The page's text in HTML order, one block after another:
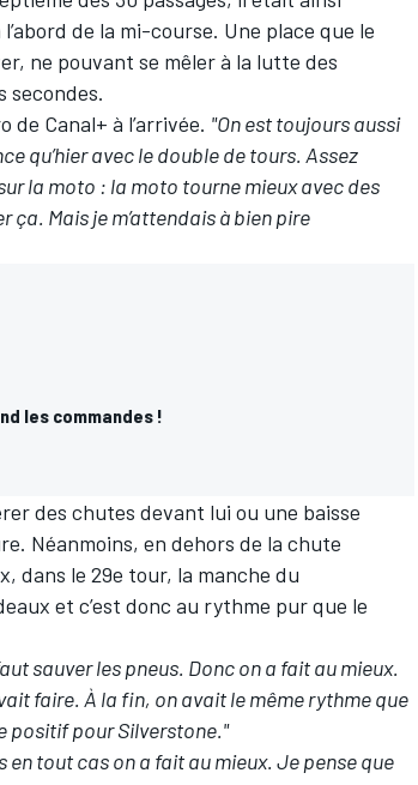
de la mi-course. Une place que le
ne pouvant se mêler à la lutte des
secondes.
Canal+ à l’arrivée. "On est toujours aussi
qu’hier avec le double de tours. Assez
la moto : la moto tourne mieux avec des
Mais je m’attendais à bien pire
les commandes !
des chutes devant lui ou une baisse
Néanmoins, en dehors de la chute
dans le 29e tour, la manche du
et c’est donc au rythme pur que le
sauver les pneus. Donc on a fait au mieux.
faire. À la fin, on avait le même rythme que
positif pour Silverstone."
en tout cas on a fait au mieux. Je pense que